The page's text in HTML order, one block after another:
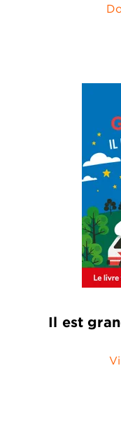
Il est